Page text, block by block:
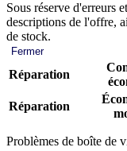
Sous réserve d'erreurs
descriptions de l'offre,
de stock.
Fermer
Réparation
Réparation
Problèmes de boîte de